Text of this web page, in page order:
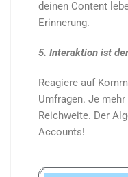
deinen Content
Erinnerung.
5. Interaktion ist
Reagiere auf
Umfragen. Je
Reichweite. Der
Accounts!